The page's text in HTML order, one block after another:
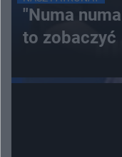
"Numa
to zobaczyć